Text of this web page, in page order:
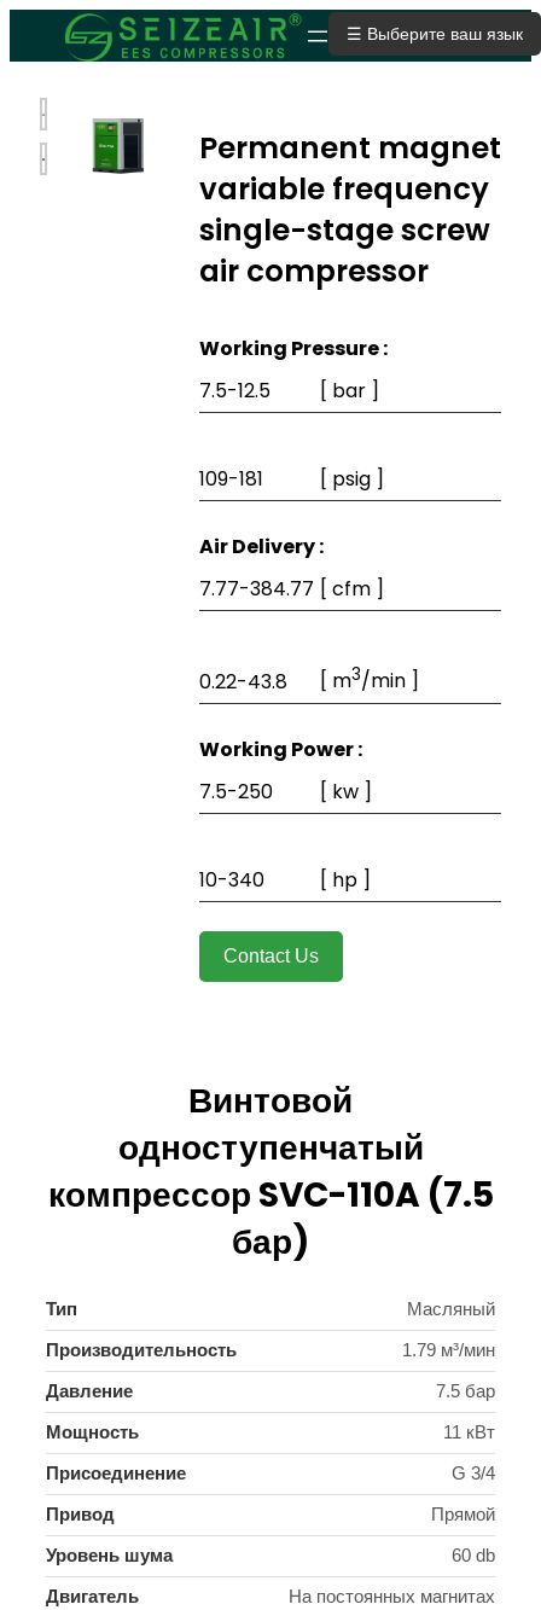
ОТПРАВИТЬ ЗАЯВКУ
☰ Выберите ваш язык
Permanent magnet
variable frequency
single-stage screw
air compressor
Working Pressure :
7.5-12.5
[ bar ]
109-181 [ psig ]
Air Delivery :
7.77-384.77 [ cfm ]
0.22-43.8 [ m3/min ]
Working Power :
7.5-250
[ kw ]
10-340 [ hp ]
Contact Us
Винтовой
одноступенчатый
компрессор SVC-110A (7.5
бар)
Тип Масляный
Производительность 1.79 м³/мин
Давление 7.5 бар
Мощность 11 кВт
Присоединение G 3/4
Привод Прямой
Уровень шума 60 db
Двигатель На постоянных магнитах